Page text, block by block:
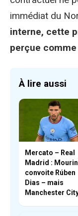
immédiat du
interne, cette
perçue
À lire aussi
Mercato – Real
Madrid :
convoite Rúben
Dias – mais
Manchester